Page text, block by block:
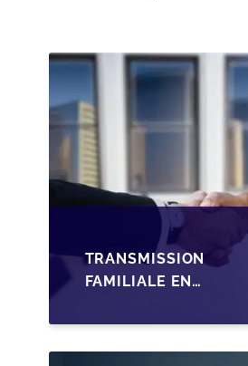
TRANSMISSION
FAMILIALE EN
STRUCTURER LA
CESSION DES PARTS